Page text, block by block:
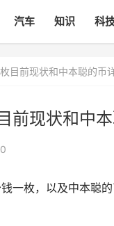
汽车 知识 科
目前现状和中本聪的币
前现状和中
一枚，以及中本聪